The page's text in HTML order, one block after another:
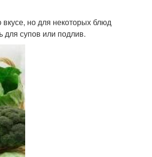
но для некоторых блюд
для супов или подлив.